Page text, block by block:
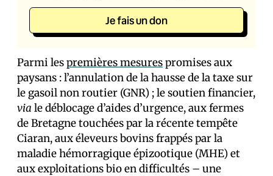
Je fais un don
Parmi lespremières mesurespromises aux
paysans : l’annulation de la hausse de la taxe sur
le gasoil non routier (GNR) ; le soutien financier,
via le déblocage d’aides d’urgence, aux fermes
de Bretagne touchées par la récente tempête
Ciaran, aux éleveurs bovins frappés par la
maladie hémorragique épizootique (MHE) et
aux exploitations bio en difficultés – une